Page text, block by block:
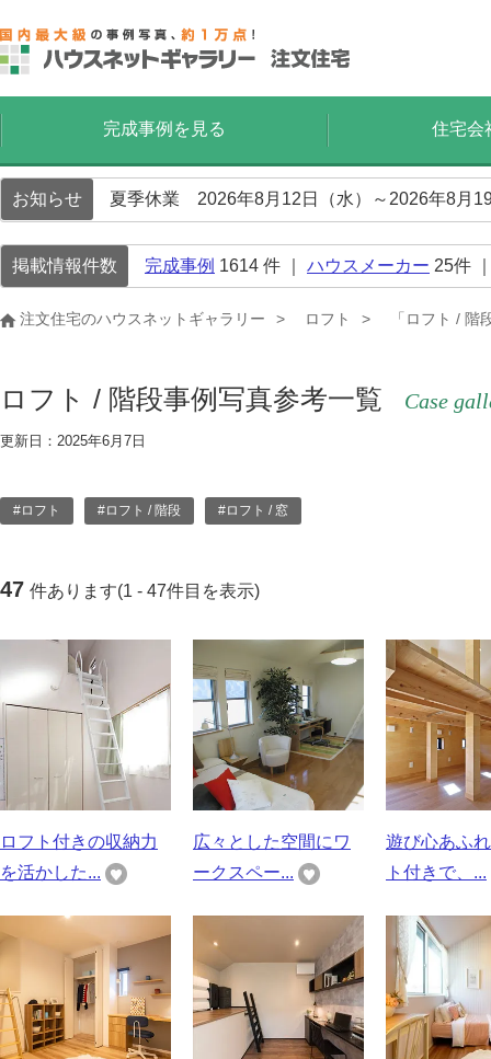
完成事例を見る 住宅会
お知らせ 夏季休業 2026年8月12日（水）～2026年8月
掲載情報件数 完成事例 1614 件 ｜ ハウスメーカー 25件
注文住宅のハウスネットギャラリー ロフト 「ロフト / 階
ロフト / 階段事例写真参考一覧 Case
更新日：2025年6月7日
#ロフト #ロフト / 階段 #ロフト / 窓
47 件あります(1 - 47件目を表示)
ロフト付きの収納力
を活かした...
広々とした空間にワ
ークスペー...
遊び心あふ
ト付きで、...